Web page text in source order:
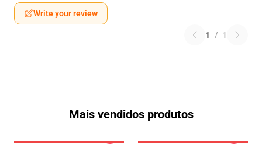
Write your review
1 / 1
Mais vendidos produtos